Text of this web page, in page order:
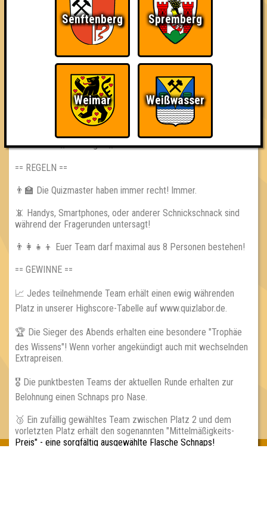
eurer Damm 119 und euer Quizlabor
== FAKTENCHECK ==
🌐 www.quizlabor.de
🚋 Dennewitzer Straße 25 | 14913 Jüterbog
🕢 Einlass: 18:30 Uhr
🕗 Beginn: 19:00 Uhr
⁉ 3 Runden // 30 Fragen // 60 Punkte
== REGELN ==
👨‍🏫 Die Quizmaster haben immer recht! Immer.
📵 Handys, Smartphones, oder anderer Schnickschnack sind
während der Fragerunden untersagt!
👨‍👩‍👧‍👦 Euer Team darf maximal aus 8 Personen bestehen!
== GEWINNE ==
📈 Jedes teilnehmende Team erhält einen ewig währenden
Platz in unserer Highscore-Tabelle auf www.quizlabor.de.
🏆 Die Sieger des Abends erhalten eine besondere "Trophäe
des Wissens"! Wenn vorher angekündigt auch mit wechselnden
Extrapreisen.
🎖 Die punktbesten Teams der aktuellen Runde erhalten zur
Belohnung einen Schnaps pro Nase.
🥉 Ein zufällig gewähltes Team zwischen Platz 2 und dem
vorletzten Platz erhält den sogenannten "Mittelmäßigkeits-
Preis" - eine sorgfältig ausgewählte Flasche Schnaps!
Senftenberg Spremberg
Weimar Weißwasser